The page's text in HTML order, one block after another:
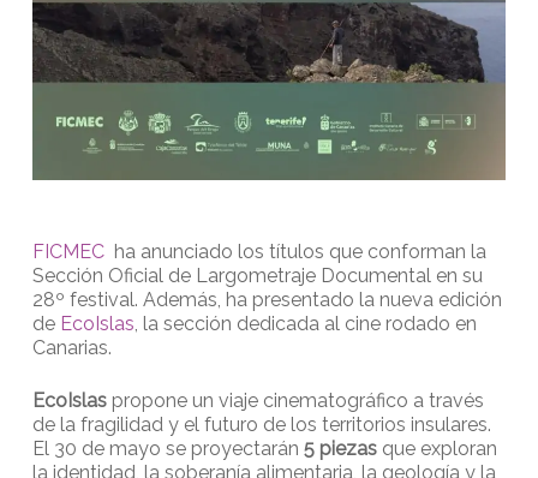
FICMECha anunciado los títulos que conforman la
Sección Oficial de Largometraje Documental en su
28º festival. Además, ha presentado la nueva edición
de EcoIslas , la sección dedicada al cine rodado en
Canarias.
EcoIslas propone un viaje cinematográfico a través
de la fragilidad y el futuro de los territorios insulares.
El 30 de mayo se proyectarán 5 piezasque exploran
la identidad, la soberanía alimentaria, la geología y la